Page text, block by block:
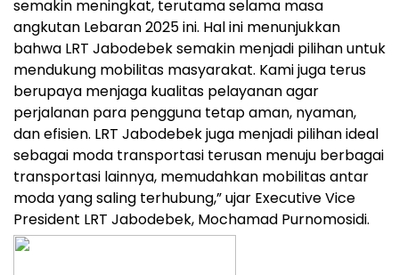
semakin meningkat, terutama selama masa
angkutan Lebaran 2025 ini. Hal ini menunjukkan
bahwa LRT Jabodebek semakin menjadi pilihan untuk
mendukung mobilitas masyarakat. Kami juga terus
berupaya menjaga kualitas pelayanan agar
perjalanan para pengguna tetap aman, nyaman,
dan efisien. LRT Jabodebek juga menjadi pilihan ideal
sebagai moda transportasi terusan menuju berbagai
transportasi lainnya, memudahkan mobilitas antar
moda yang saling terhubung,” ujar Executive Vice
President LRT Jabodebek, Mochamad Purnomosidi.